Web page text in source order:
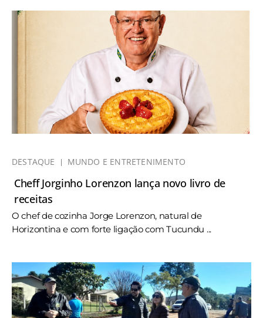
DESTAQUE MUNDO E ENTRETENIMENTO
Cheff Jorginho Lorenzon lança novo livro de
receitas
O chef de cozinha Jorge Lorenzon, natural de
Horizontina e com forte ligação com Tucundu ...